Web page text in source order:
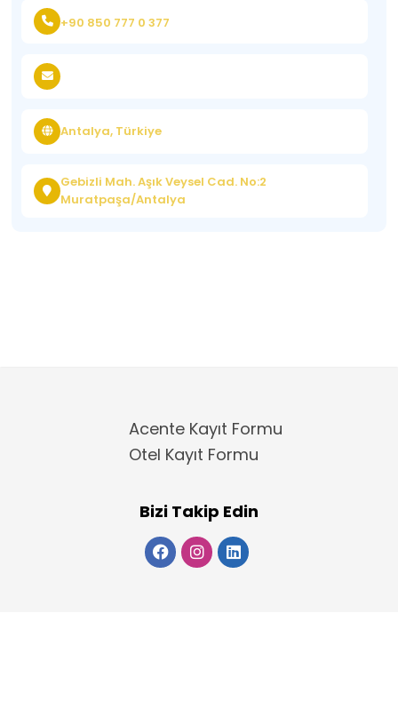
+90 850 777 0 377
Antalya, Türkiye
Gebizli Mah. Aşık Veysel Cad. No:2
Muratpaşa/Antalya
Acente Kayıt Formu
Otel Kayıt Formu
Bizi Takip Edin